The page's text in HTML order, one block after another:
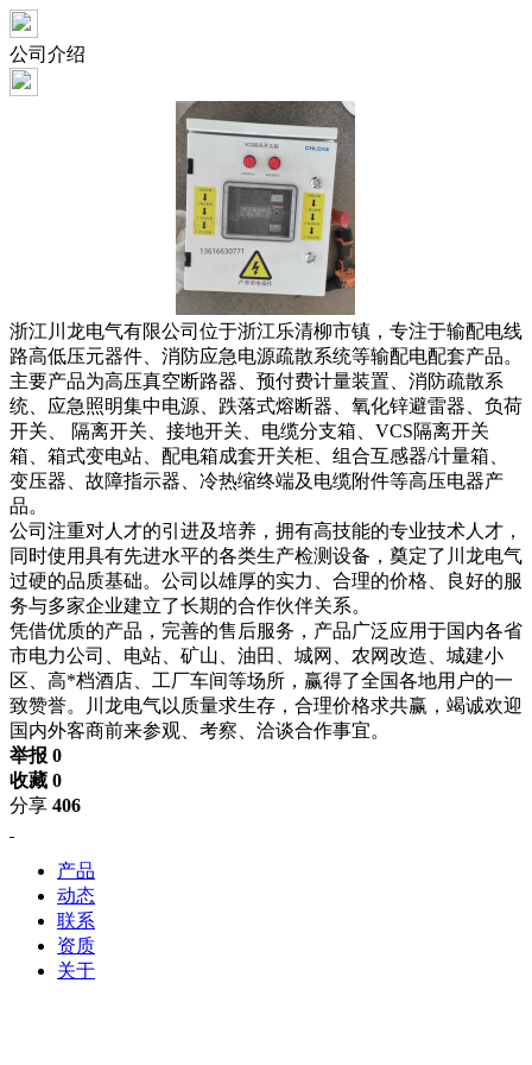
公司介绍
浙江川龙电气有限公司位于浙江乐清柳市镇，专注于输配电线
路高低压元器件、消防应急电源疏散系统等输配电配套产品。
主要产品为高压真空断路器、预付费计量装置、消防疏散系
统、应急照明集中电源、跌落式熔断器、氧化锌避雷器、负荷
开关、 隔离开关、接地开关、电缆分支箱、VCS隔离开关
箱、箱式变电站、配电箱成套开关柜、组合互感器/计量箱、
变压器、故障指示器、冷热缩终端及电缆附件等高压电器产
品。
公司注重对人才的引进及培养，拥有高技能的专业技术人才，
同时使用具有先进水平的各类生产检测设备，奠定了川龙电气
过硬的品质基础。公司以雄厚的实力、合理的价格、良好的服
务与多家企业建立了长期的合作伙伴关系。
凭借优质的产品，完善的售后服务，产品广泛应用于国内各省
市电力公司、电站、矿山、油田、城网、农网改造、城建小
区、高*档酒店、工厂车间等场所，赢得了全国各地用户的一
致赞誉。川龙电气以质量求生存，合理价格求共赢，竭诚欢迎
国内外客商前来参观、考察、洽谈合作事宜。
举报 0
收藏 0
分享 406
产品
动态
联系
资质
关于